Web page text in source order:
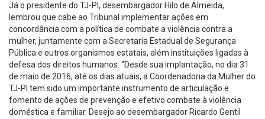
Já o presidente do TJ-PI, desembargador Hilo de Almeida,
lembrou que cabe ao Tribunal implementar ações em
concordância com a política de combate a violência contra a
mulher, juntamente com a Secretaria Estadual de Segurança
Pública e outros organismos estatais, além instituições ligadas à
defesa dos direitos humanos. “Desde sua implantação, no dia 31
de maio de 2016, até os dias atuais, a Coordenadoria da Mulher do
TJ-PI tem sido um importante instrumento de articulação e
fomento de ações de prevenção e efetivo combate à violência
doméstica e familiar. Desejo ao desembargador Ricardo Gentil